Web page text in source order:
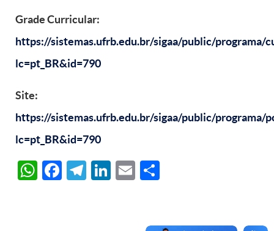
Grade Curricular:
https://sistemas.ufrb.edu.br/sigaa/public/programa/
lc=pt_BR&id=790
Site:
https://sistemas.ufrb.edu.br/sigaa/public/programa/
lc=pt_BR&id=790
WhatsApp
Facebook
Telegram
LinkedIn
Email